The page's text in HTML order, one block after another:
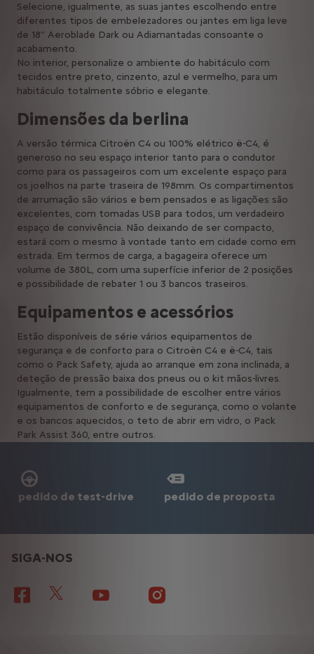
Selecione, igualmente, as suas jantes escolhendo entre
diferentes tipos de embelezadores ou jantes em liga leve
de 18’’ Aeroblade Dark ou Adiamantadas consoante o
acabamento.
No interior, personalize o ambiente do habitáculo com
tecidos entre preto, cinzento, azul e vermelho, para um
habitáculo totalmente sóbrio e elegante.
Dimensões da berlina
A versão térmica Citroën C4 ou 100% elétrico ë-C4, é
generoso no seu espaço interior tanto para o condutor
como para os passageiros com um excelente espaço para
os joelhos na parte traseira de 198mm. Os compartimentos
de arrumação são vários e bem pensados e as ligações são
excelentes, com tomadas USB para todos, um verdadeiro
espaço de convivência. Não deixando de ser compacto,
estará com o mesmo à vontade tanto em cidade como em
estrada. Em termos de carga, a bagageira oferece um
volume de 380L, com uma superfície inferior de 2 posições
e possibilidade de rebater 1 ou 3 bancos traseiros.
Equipamentos e acessórios
Estão disponíveis de série vários equipamentos de
segurança e de conforto para o Citroën C4 e ë-C4, tais
como o Pack Safety, ajuda ao arranque em zona inclinada, a
deteção de pressão baixa dos pneus ou o kit mãos-livres.
Igualmente, tem a possibilidade de escolher entre vários
equipamentos de conforto e de segurança, como o volante
e os bancos aquecidos, o teto de abrir em vidro, o Pack
Park Assist 360, entre outros.
pedido de test-drive pedido de proposta
SIGA-NOS